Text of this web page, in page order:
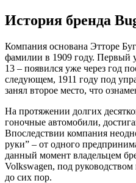
История бренда
Компания основана Этторе
фамилии в 1909 году. Первый
13 – появился уже через год
следующем, 1911 году под
занял второе место, что
На протяжении долгих
гоночные автомобили,
Впоследствии компания
руки” – от одного
данный момент владельцем
Volkswagen, под
до сих пор.